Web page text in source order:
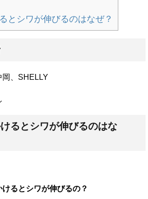
とシワが伸びるのはなぜ？
岡、SHELLY
るとシワが伸びるのはな
るとシワが伸びるの？